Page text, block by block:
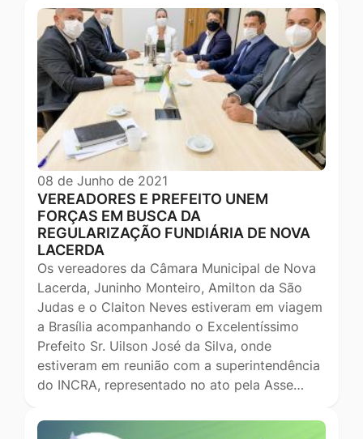
08 de Junho de 2021
VEREADORES E PREFEITO UNEM
FORÇAS EM BUSCA DA
REGULARIZAÇÃO FUNDIÁRIA DE NOVA
LACERDA
Os vereadores da Câmara Municipal de Nova
Lacerda, Juninho Monteiro, Amilton da São
Judas e o Claiton Neves estiveram em viagem
a Brasília acompanhando o Excelentíssimo
Prefeito Sr. Uilson José da Silva, onde
estiveram em reunião com a superintendência
do INCRA, representado no ato pela Asse…